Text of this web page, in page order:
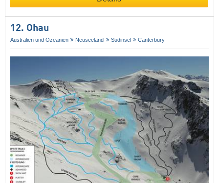
12. Ohau
Australien und Ozeanien Neuseeland Südinsel Canterbury